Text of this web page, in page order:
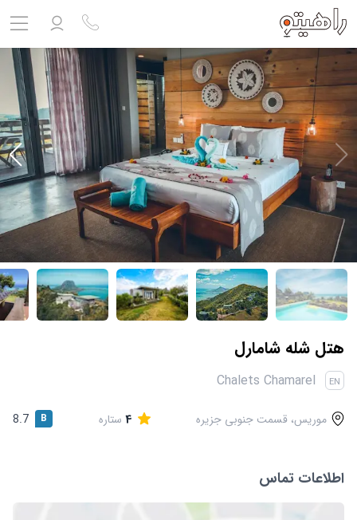
مشاهده پروفایل
خروج
ورود به حساب کاربری
حساب کاربری ندارید؟ ثبت نام کنید
ثبت نام آژانس
بلیط هواپیما
درباره ما
ارتباط با ما
هتل شله شامارل
EN
Chalets Chamarel
موریس، قسمت جنوبی جزیره 4 ستاره B
8.7
اطلاعات تماس